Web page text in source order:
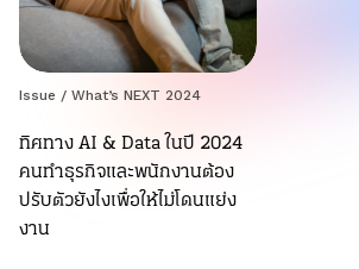
Issue / What’s NEXT 2024
ทิศทาง AI & Data ในปี 2024
คนทำธุรกิจและพนักงานต้อง
ปรับตัวยังไงเพื่อให้ไม่โดนแย่ง
งาน